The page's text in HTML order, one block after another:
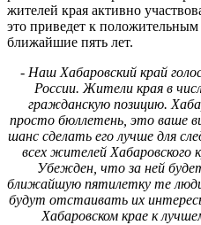
жителей края активно
это приведет к
ближайшие пять лет.
- Наш Хабаровский край
России. Жители края в
гражданскую позицию.
просто бюллетень, это ваше
шанс сделать его лучше для
всех жителей Хабаровского
Убежден, что за ней
ближайшую пятилетку те
будут отстаивать их
Хабаровском крае к